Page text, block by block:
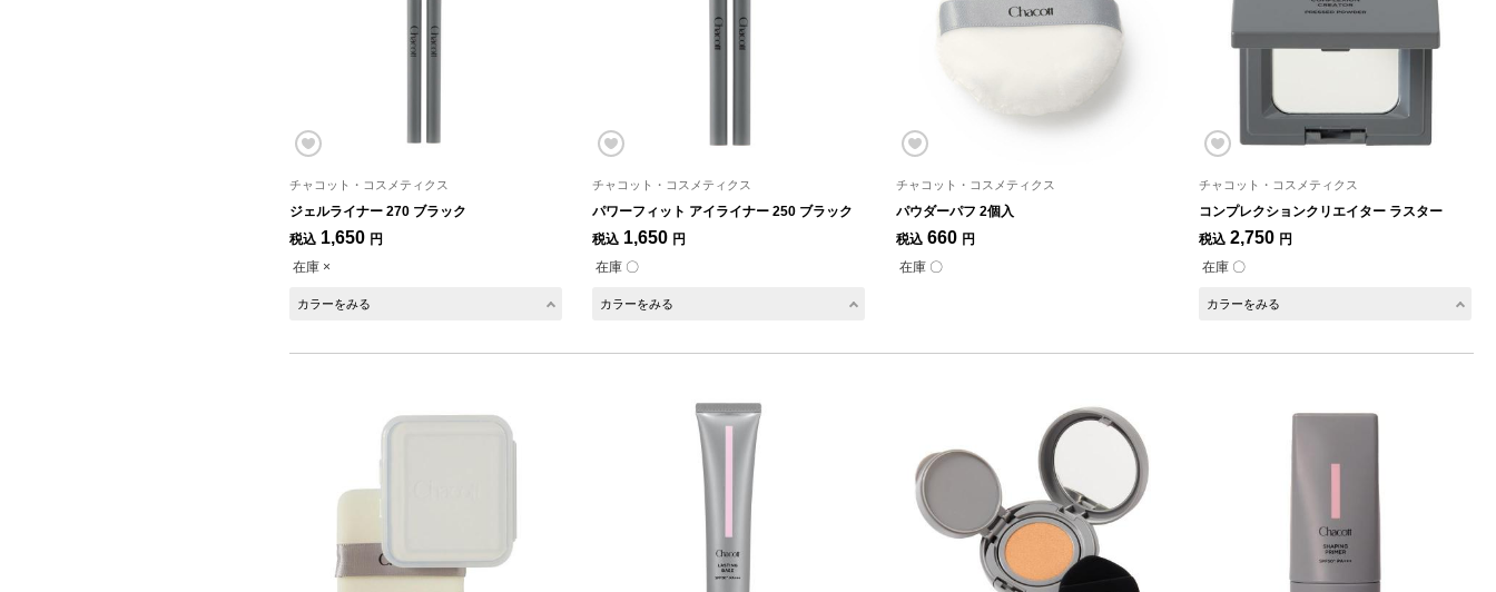
チャコット・コスメティクス
ジェルライナー 270 ブラック
税込 1,650 円
在庫 ×
カラーをみる
チャコット・コスメティクス
パワーフィット アイライナー 250 ブラック
税込 1,650 円
在庫 〇
カラーをみる
チャコット・コスメティクス
パウダーパフ 2個入
税込 660 円
在庫 〇
チャコット・コスメティクス
コンプレクションクリエイター ラスター
税込 2,750 円
在庫 〇
カラーをみる